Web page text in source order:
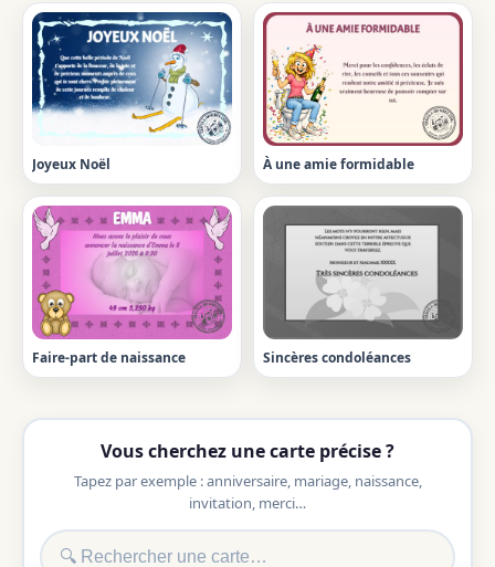
Joyeux Noël À une amie formidable
Faire-part de naissance Sincères condoléances
Vous cherchez une carte précise ?
Tapez par exemple : anniversaire, mariage, naissance,
invitation, merci…